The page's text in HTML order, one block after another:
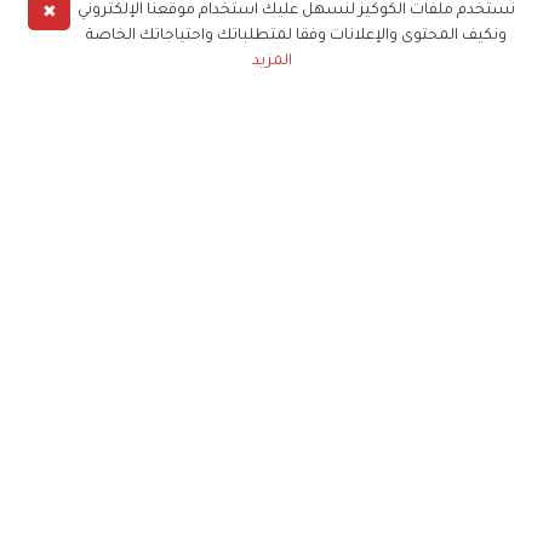
✖
نستخدم ملفات الكوكيز لنسهل عليك استخدام موقعنا الإلكتروني
ونكيف المحتوى والإعلانات وفقا لمتطلباتك واحتياجاتك الخاصة
المزيد